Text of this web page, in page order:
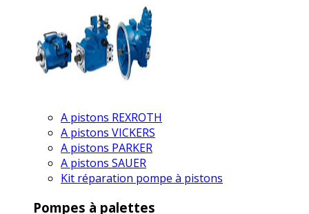
A pistons REXROTH
A pistons VICKERS
A pistons PARKER
A pistons SAUER
Kit réparation pompe à pistons
Pompes à palettes